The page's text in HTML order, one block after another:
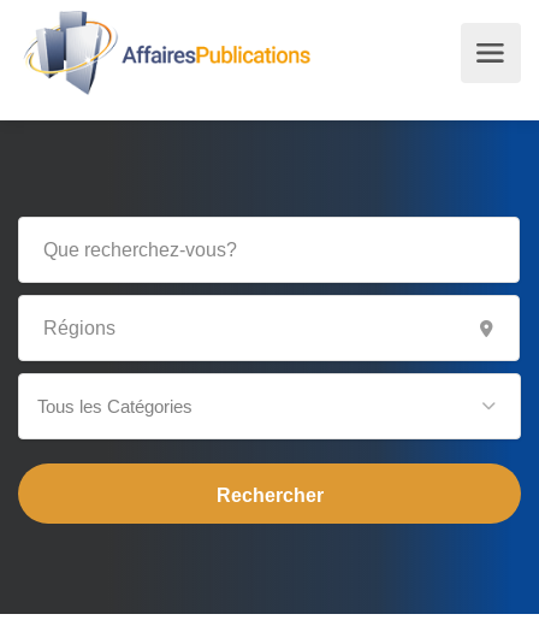
Tous les Catégories